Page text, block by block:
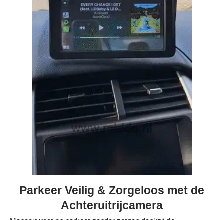
Parkeer Veilig & Zorgeloos met de
Achteruitrijcamera